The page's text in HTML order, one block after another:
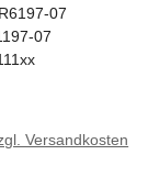
07
07
Versandkosten